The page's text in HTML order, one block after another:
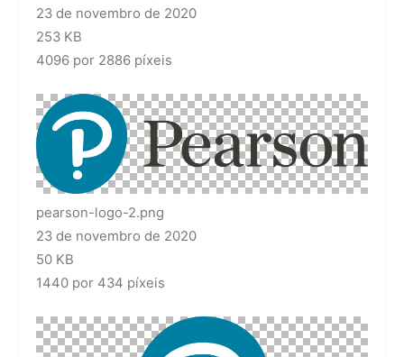
23 de novembro de 2020
253 KB
4096 por 2886 píxeis
pearson-logo-2.png
23 de novembro de 2020
50 KB
1440 por 434 píxeis